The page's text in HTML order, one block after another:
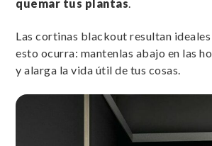
quemar tus plantas.
Las cortinas blackout resultan
esto ocurra: mantenlas abajo en las
y alarga la vida útil de tus cosas.